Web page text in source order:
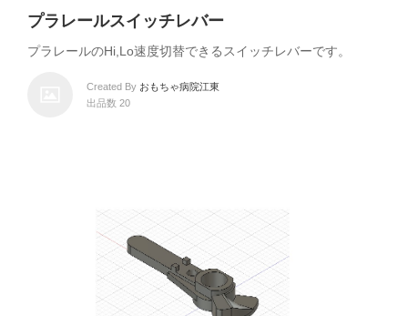
プラレールスイッチレバー
プラレールのHi,Lo速度切替できるスイッチレバーです。
Created By おもちゃ病院江東
出品数 20